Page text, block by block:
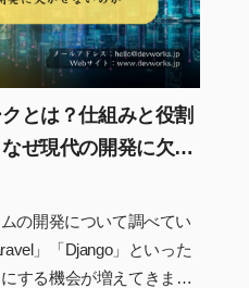
の基礎知識を、初心者に
します。
とは？仕組みと役割
ぜ現代の開発に欠か
の開発について調べてい
」「Django」といった
する機会が増えてきま